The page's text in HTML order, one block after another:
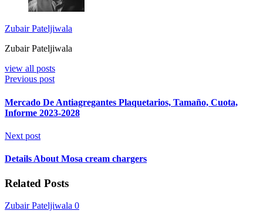
Zubair Pateljiwala
Zubair Pateljiwala
view all posts
Previous post
Mercado De Antiagregantes Plaquetarios, Tamaño, Cuota,
Informe 2023-2028
Next post
Details About Mosa cream chargers
Related Posts
Zubair Pateljiwala 0